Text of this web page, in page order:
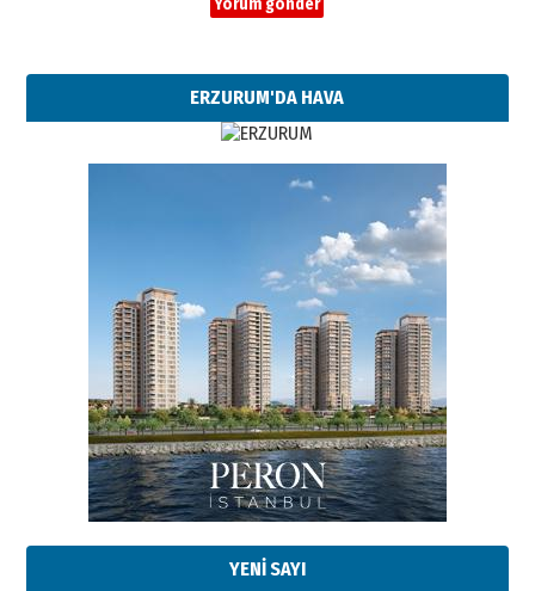
ERZURUM'DA HAVA
YENİ SAYI
Esat BİNDESEN
Başkan Sekmen’den Erzurum’a
bir vizyon proje daha!
02 Ağustos 2026 Pazar
Kadir SABUNCUOĞLU
Erzurumspor’un köşe taşları
29 Haziran 2026 Pazartesi
Kenan GÜLERCİ